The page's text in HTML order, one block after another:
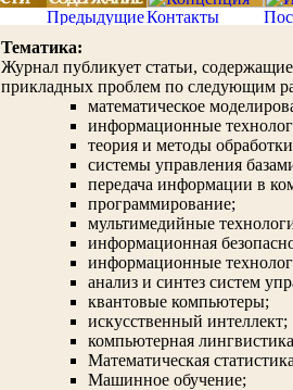
Тематика:
Журнал публикует статьи,
прикладных проблем по следующим
математическое
информационные
теория и методы
системы управления
передача информации в
программирование;
мультимедийные
информационная
информационные
анализ и синтез систем
квантовые компьютеры;
искусственный интеллект;
компьютерная
Математическая
Машинное обучение;